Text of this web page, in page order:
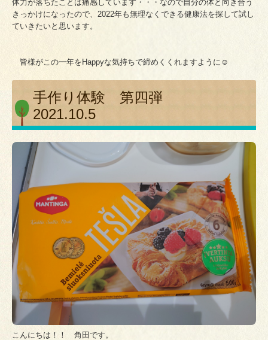
体力が落ちたことは痛感しています・・・なので自分の体と向き合う
きっかけになったので、2022年も無理なくできる健康法を探して試し
ていきたいと思います。
皆様がこの一年をHappyな気持ちで締めくくれますように☺
手作り体験 第四弾
2021.10.5
こんにちは！！ 角田です。